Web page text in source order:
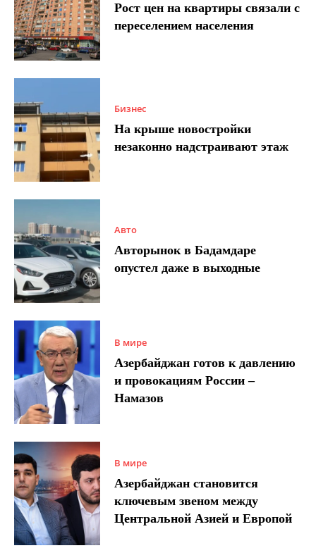
Рост цен на квартиры связали с
переселением населения
Бизнес
На крыше новостройки
незаконно надстраивают этаж
Авто
Авторынок в Бадамдаре
опустел даже в выходные
В мире
Азербайджан готов к давлению
и провокациям России –
Намазов
В мире
Азербайджан становится
ключевым звеном между
Центральной Азией и Европой